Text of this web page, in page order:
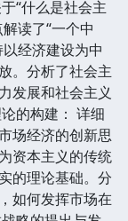
“什么是社会主
读了“一个中
经济建设为中
。分析了社会主
发展和社会主义
的构建： 详细
场经济的创新思
资本主义的传统
的理论基础。分
如何发挥市场在